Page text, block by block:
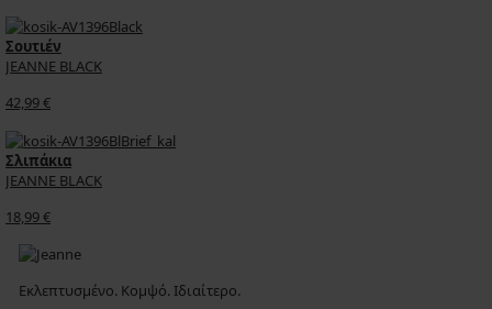
Σουτιέν
JEANNE BLACK
42,99 €
Σλιπάκια
JEANNE BLACK
18,99 €
Εκλεπτυσμένο. Κομψό. Ιδιαίτερο.